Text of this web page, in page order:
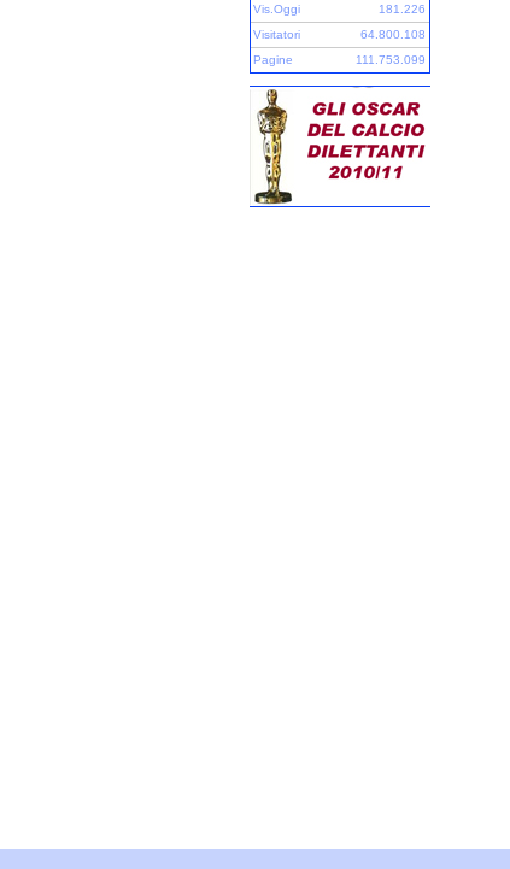
Vis.Oggi
181.226
Visitatori
64.800.108
Pagine
111.753.099